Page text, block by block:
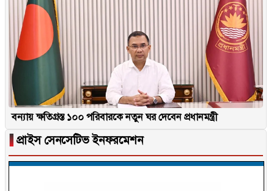
বন্যায় ক্ষতিগ্রস্ত ১০০ পরিবারকে নতুন ঘর দেবেন প্রধানমন্ত্রী
▐ প্রাইস সেনসেটিভ ইনফরমেশন